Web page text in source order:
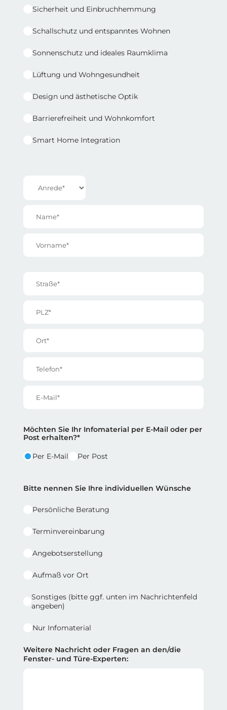
Sicherheit und Einbruchhemmung
Schallschutz und entspanntes Wohnen
Sonnenschutz und ideales Raumklima
Lüftung und Wohngesundheit
Design und ästhetische Optik
Barrierefreiheit und Wohnkomfort
Smart Home Integration
Reihe 2
Reihe 2 | Spalte 1
Möchten Sie Ihr Infomaterial per E-Mail oder per
Post erhalten?*
Per E-Mail Per Post
Reihe 2 | Spalte 2
Bitte nennen Sie Ihre individuellen Wünsche
Persönliche Beratung
Terminvereinbarung
Angebotserstellung
Aufmaß vor Ort
Sonstiges (bitte ggf. unten im Nachrichtenfeld
angeben)
Nur Infomaterial
Weitere Nachricht oder Fragen an den/die
Fenster- und Türe-Experten: